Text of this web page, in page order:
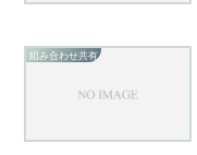
組み合わせ共有